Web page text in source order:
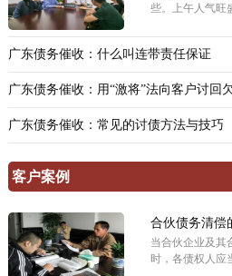
些。上午人气旺
广东债务催收：什么叫连带责任保证
广东债务催收：用“激将”法向客户讨回
广东债务催收：常见的讨债方法与技巧
客户案例
合伙债务清偿
当合伙企业及其
时，各债权人应